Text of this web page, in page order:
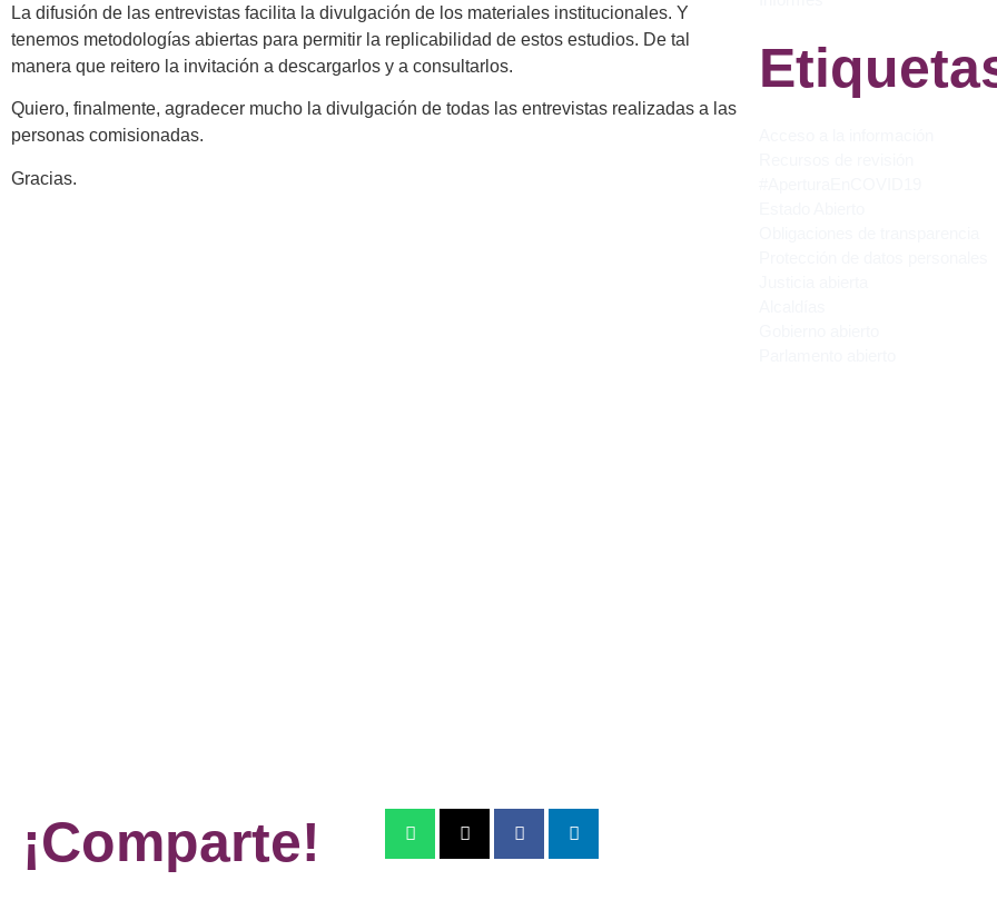
La difusión de las entrevistas facilita la divulgación de los materiales institucionales. Y
tenemos metodologías abiertas para permitir la replicabilidad de estos estudios. De tal
manera que reitero la invitación a descargarlos y a consultarlos.
Quiero, finalmente, agradecer mucho la divulgación de todas las entrevistas realizadas a las
personas comisionadas.
Gracias.
¡Comparte!